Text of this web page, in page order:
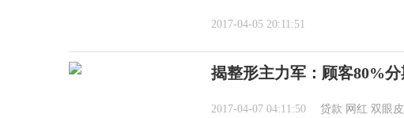
2017-04-05 20:11:51
揭整形主力军：顾客80%
2017-04-07 04:11:50 贷款 网红 双眼皮